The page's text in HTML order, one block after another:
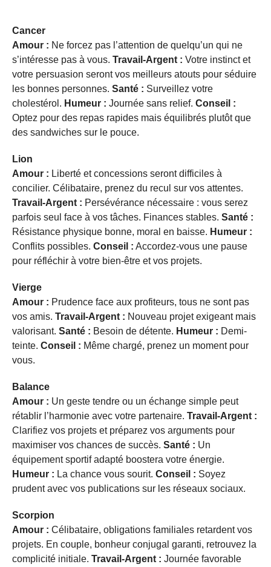
Cancer
Amour : Ne forcez pas l’attention de quelqu’un qui ne
s’intéresse pas à vous. Travail-Argent : Votre instinct et
votre persuasion seront vos meilleurs atouts pour séduire
les bonnes personnes. Santé : Surveillez votre
cholestérol. Humeur : Journée sans relief. Conseil :
Optez pour des repas rapides mais équilibrés plutôt que
des sandwiches sur le pouce.
Lion
Amour : Liberté et concessions seront difficiles à
concilier. Célibataire, prenez du recul sur vos attentes.
Travail-Argent : Persévérance nécessaire : vous serez
parfois seul face à vos tâches. Finances stables. Santé :
Résistance physique bonne, moral en baisse. Humeur :
Conflits possibles. Conseil : Accordez-vous une pause
pour réfléchir à votre bien-être et vos projets.
Vierge
Amour : Prudence face aux profiteurs, tous ne sont pas
vos amis. Travail-Argent : Nouveau projet exigeant mais
valorisant. Santé : Besoin de détente. Humeur : Demi-
teinte. Conseil : Même chargé, prenez un moment pour
vous.
Balance
Amour : Un geste tendre ou un échange simple peut
rétablir l’harmonie avec votre partenaire. Travail-Argent :
Clarifiez vos projets et préparez vos arguments pour
maximiser vos chances de succès. Santé : Un
équipement sportif adapté boostera votre énergie.
Humeur : La chance vous sourit. Conseil : Soyez
prudent avec vos publications sur les réseaux sociaux.
Scorpion
Amour : Célibataire, obligations familiales retardent vos
projets. En couple, bonheur conjugal garanti, retrouvez la
complicité initiale. Travail-Argent : Journée favorable